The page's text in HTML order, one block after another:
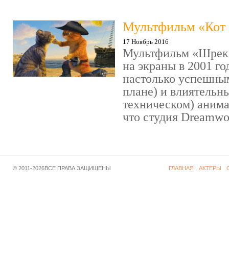
Мультфильм «Кот
17 Ноябрь 2016
Мультфильм
на экраны в 2001
настолько
плане) и
техническом)
что студия
© 2011-2026ВСЕ ПРАВА ЗАЩИЩЕНЫ ГЛАВНАЯ АКТЕРЫ